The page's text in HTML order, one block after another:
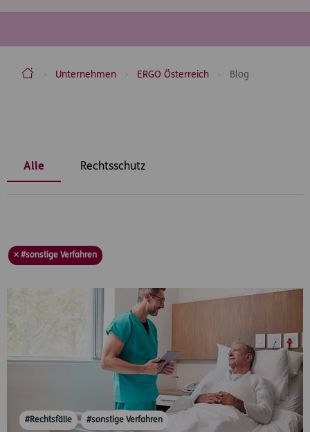
ERGO Versicherung Aktiengesellschaft
Unternehmen ERGO Österreich Blog
Alle Rechtsschutz
× #sonstige Verfahren
#Rechtsfälle #sonstige Verfahren